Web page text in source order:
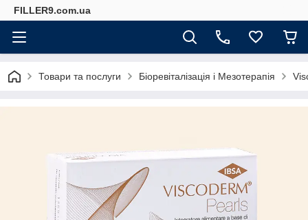
FILLER9.com.ua
Товари та послуги Біоревіталізація і Мезотерапія